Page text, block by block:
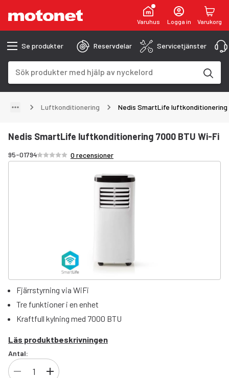
Varuhus Logga in Varukorg
Se produkter Reservdelar Servicetjänster
Luftkonditionering Nedis SmartLife luftkonditionering
Nedis SmartLife luftkonditionering 7000 BTU Wi-Fi
95-01794Betyg /5 stjärnor
0 recensioner
Fjärrstyrning via WiFi
Tre funktioner i en enhet
Kraftfull kylning med 7000 BTU
Läs produktbeskrivningen
Antal: